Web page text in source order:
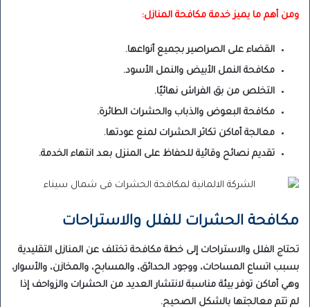
ومن أهم ما يميز خدمة مكافحة المنازل:
القضاء على الصراصير بجميع أنواعها.
مكافحة النمل الأبيض والنمل الأسود.
التخلص من بق الفراش نهائيًا.
مكافحة البعوض والذباب والحشرات الطائرة.
معالجة أماكن تكاثر الحشرات لمنع عودتها.
تقديم نصائح وقائية للحفاظ على المنزل بعد انتهاء الخدمة.
مكافحة الحشرات للفلل والاستراحات
تحتاج الفلل والاستراحات إلى خطة مكافحة تختلف عن المنازل التقليدية
بسبب اتساع المساحات، ووجود الحدائق، والمسابح، والمخازن، والأسوار،
وهي أماكن توفر بيئة مناسبة لانتشار العديد من الحشرات والزواحف إذا
لم تتم معالجتها بالشكل الصحيح.